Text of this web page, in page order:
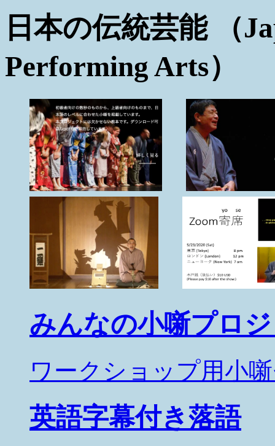
日本の伝統芸能 （
Performing Arts）
みんなの小噺プロ
ワークショップ用小
英語字幕付き落語